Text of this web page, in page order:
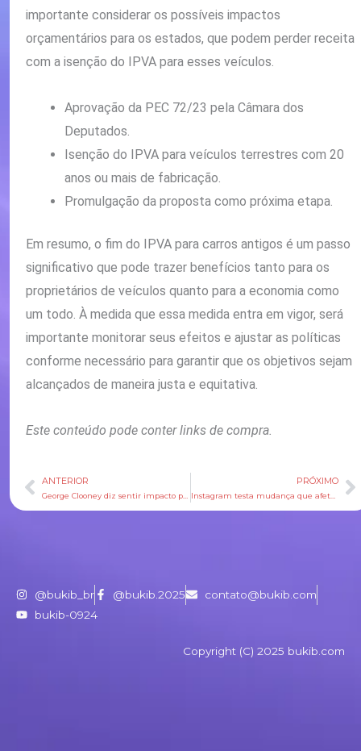
importante considerar os possíveis impactos
orçamentários para os estados, que podem perder receita
com a isenção do IPVA para esses veículos.
Aprovação da PEC 72/23 pela Câmara dos
Deputados.
Isenção do IPVA para veículos terrestres com 20
anos ou mais de fabricação.
Promulgação da proposta como próxima etapa.
Em resumo, o fim do IPVA para carros antigos é um passo
significativo que pode trazer benefícios tanto para os
proprietários de veículos quanto para a economia como
um todo. À medida que essa medida entra em vigor, será
importante monitorar seus efeitos e ajustar as políticas
conforme necessário para garantir que os objetivos sejam
alcançados de maneira justa e equitativa.
Este conteúdo pode conter links de compra.
Anterior
ANTERIOR PRÓXIMO
Instagram testa mudança que afeta forma de publicar na plataforma
@bukib_br @bukib.2025
contato@bukib.com
bukib-0924
Copyright (C) 2025 bukib.com